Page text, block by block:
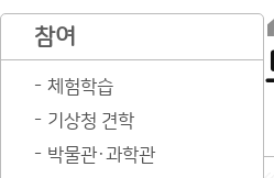
참여
체험학습
기상청 견학
박물관·과학관